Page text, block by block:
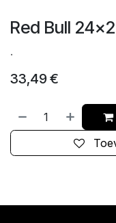
Red Bull
.
33,49€